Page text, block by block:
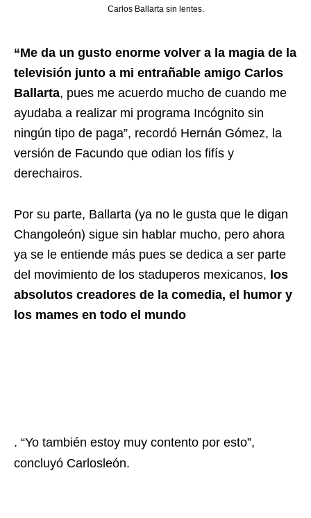
Carlos Ballarta sin lentes.
“Me da un gusto enorme volver a la magia de la
televisión junto a mi entrañable amigo Carlos
Ballarta, pues me acuerdo mucho de cuando me
ayudaba a realizar mi programa Incógnito sin
ningún tipo de paga”, recordó Hernán Gómez, la
versión de Facundo que odian los fifís y
derechairos.
Por su parte, Ballarta (ya no le gusta que le digan
Changoleón) sigue sin hablar mucho, pero ahora
ya se le entiende más pues se dedica a ser parte
del movimiento de los staduperos mexicanos, los
absolutos creadores de la comedia, el humor y
los mames en todo el mundo
. “Yo también estoy muy contento por esto”,
concluyó Carlosleón.